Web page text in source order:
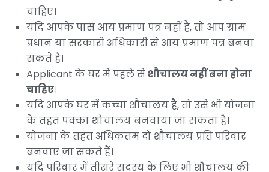
चाहिए।
यदि आपके पास आय प्रमाण पत्र नहीं है, तो आप ग्राम
प्रधान या सरकारी अधिकारी से आय प्रमाण पत्र बनवा
सकते हैं।
Applicant के घर में पहले से शौचालय नहीं बना होना
चाहिए।
यदि आपके घर में कच्चा शौचालय है, तो उसे भी योजना
के तहत पक्का शौचालय बनवाया जा सकता है।
योजना के तहत अधिकतम दो शौचालय प्रति परिवार
बनवाए जा सकते हैं।
यदि परिवार में तीसरे सदस्य के लिए भी शौचालय की